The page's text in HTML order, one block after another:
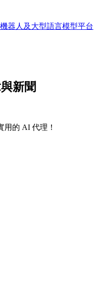
器人及大型語言模型平台
新聞
用的 AI 代理！